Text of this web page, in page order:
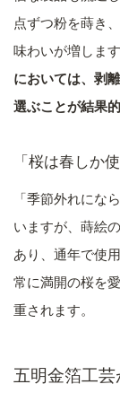
点ずつ粉を蒔き
味わいが増します
においては、剥
選ぶことが結果
「桜は春しか
「季節外れにな
いますが、蒔絵
あり、通年で使
常に満開の桜を
重されます。
五明金箔工